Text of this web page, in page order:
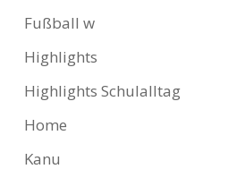
Fußball w
Highlights
Highlights Schulalltag
Home
Kanu